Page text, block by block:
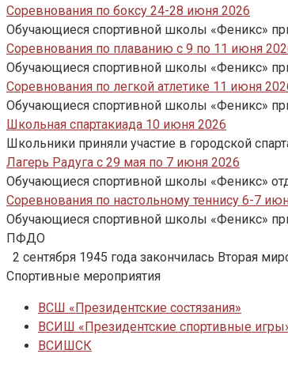
Соревнования по боксу 24-28 июня 2026
Обучающиеся спортивной школы «Феникс»
Соревнования по плаванию с 9 по 11 июня
Обучающиеся спортивной школы «Феникс»
Соревнования по легкой атлетике 11 июня
Обучающиеся спортивной школы «Феникс»
Школьная спартакиада 10 июня 2026
Школьники приняли участие в городской
Лагерь Радуга с 29 мая по 7 июня 2026
Обучающиеся спортивной школы «Феникс»
Соревнования по настольному теннису 6-7
Обучающиеся спортивной школы «Феникс»
ПФДО
2 сентября 1945 года закончилась Вторая
Спортивные мероприятия
ВСШ «Президентские состязания»
ВСИШ «Президентские спортивные
ВСИШСК